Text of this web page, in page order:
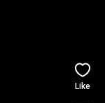
Like